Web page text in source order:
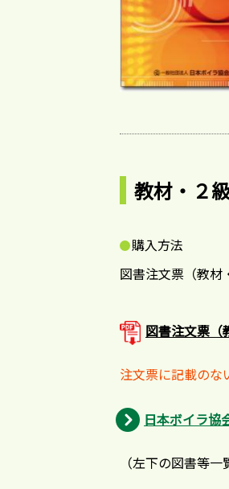
教材・２
購入方法
図書注文票（教材
図書注文票（
注文票に記載のな
日本ボイラ
（左下の図書等